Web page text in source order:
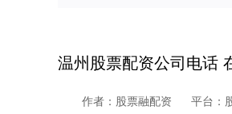
温州股票配资公司电话
作者：股票融配资 平台：